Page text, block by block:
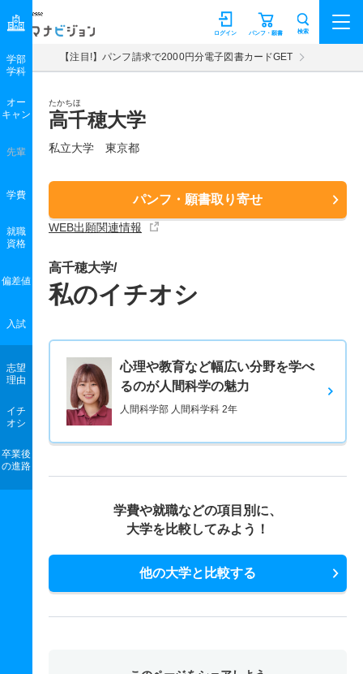
マナビジョン パンフ・願書
ログイン 検索
【注目!】パンフ請求で2000円分電子図書カードGET
たかちほ
高千穂大学
私立大学 東京都
パンフ・願書取り寄せ
WEB出願関連情報
学部
学科
オー
キャン
先輩
学費
就職
資格
偏差値
入試
志望
理由
イチ
オシ
卒業後
の進路
高千穂大学/
私のイチオシ
心理や教育など幅広い分野を学べ
るのが人間科学の魅力
人間科学部 人間科学科 2年
学費や就職などの項目別に、
大学を比較してみよう！
他の大学と比較する